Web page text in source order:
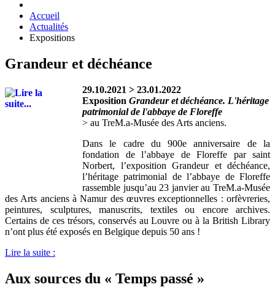
Accueil
Actualités
Expositions
Grandeur et déchéance
29.10.2021 > 23.01.2022
Exposition Grandeur et déchéance. L'héritage
patrimonial de l'abbaye de Floreffe
> au TreM.a-Musée des Arts anciens.
Dans le cadre du 900e anniversaire de la
fondation de l’abbaye de Floreffe par saint
Norbert, l’exposition Grandeur et déchéance,
l’héritage patrimonial de l’abbaye de Floreffe
rassemble jusqu’au 23 janvier au TreM.a-Musée
des Arts anciens à Namur des œuvres exceptionnelles : orfèvreries,
peintures, sculptures, manuscrits, textiles ou encore archives.
Certains de ces trésors, conservés au Louvre ou à la British Library
n’ont plus été exposés en Belgique depuis 50 ans !
Lire la suite :
Aux sources du « Temps passé »